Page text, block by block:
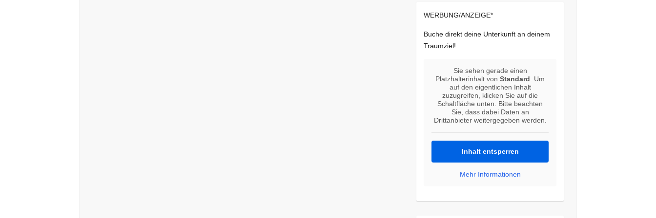
WERBUNG/ANZEIGE*
Buche direkt deine Unterkunft an deinem
Traumziel!
Sie sehen gerade einen
Platzhalterinhalt vonStandard . Um
auf den eigentlichen Inhalt
zuzugreifen, klicken Sie auf die
Schaltfläche unten. Bitte beachten
Sie, dass dabei Daten an
Drittanbieter weitergegeben werden.
Inhalt entsperren
Mehr Informationen